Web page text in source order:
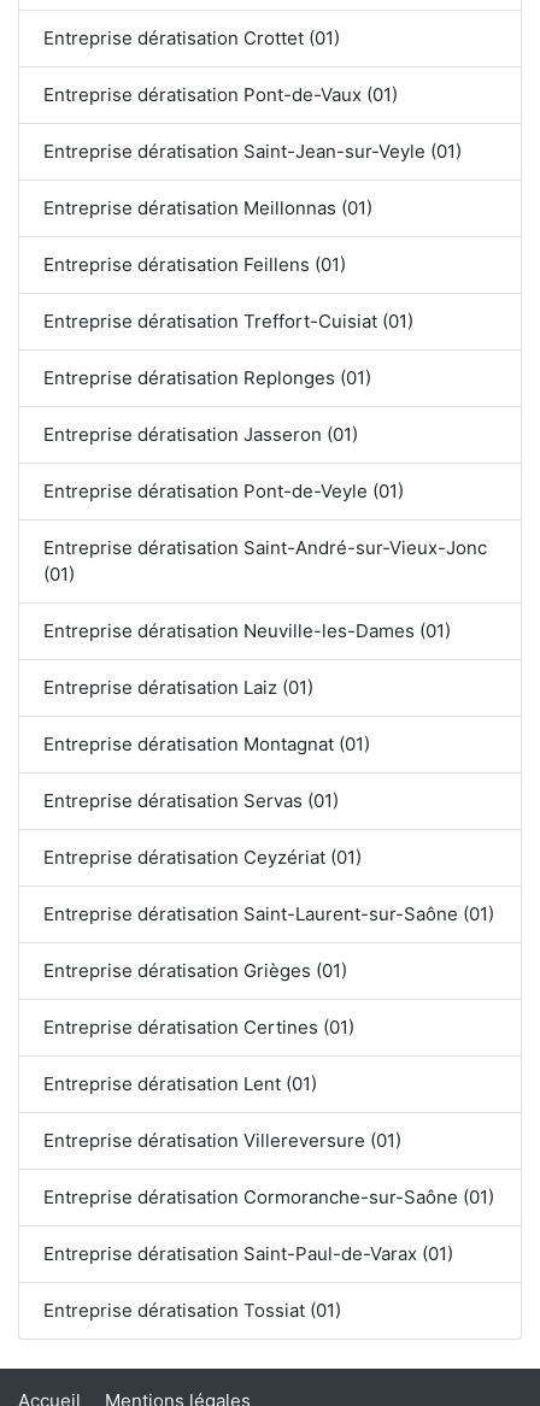
Entreprise dératisation Crottet (01)
Entreprise dératisation Pont-de-Vaux (01)
Entreprise dératisation Saint-Jean-sur-Veyle (01)
Entreprise dératisation Meillonnas (01)
Entreprise dératisation Feillens (01)
Entreprise dératisation Treffort-Cuisiat (01)
Entreprise dératisation Replonges (01)
Entreprise dératisation Jasseron (01)
Entreprise dératisation Pont-de-Veyle (01)
Entreprise dératisation Saint-André-sur-Vieux-Jonc
(01)
Entreprise dératisation Neuville-les-Dames (01)
Entreprise dératisation Laiz (01)
Entreprise dératisation Montagnat (01)
Entreprise dératisation Servas (01)
Entreprise dératisation Ceyzériat (01)
Entreprise dératisation Saint-Laurent-sur-Saône (01)
Entreprise dératisation Grièges (01)
Entreprise dératisation Certines (01)
Entreprise dératisation Lent (01)
Entreprise dératisation Villereversure (01)
Entreprise dératisation Cormoranche-sur-Saône (01)
Entreprise dératisation Saint-Paul-de-Varax (01)
Entreprise dératisation Tossiat (01)
Accueil Mentions légales